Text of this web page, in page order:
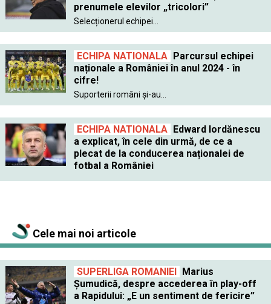
prenumele elevilor „tricolori”
Selecționerul echipei...
ECHIPA NATIONALA Parcursul echipei
naționale a României în anul 2024 - în
cifre!
Suporterii români și-au...
ECHIPA NATIONALA Edward Iordănescu
a explicat, în cele din urmă, de ce a
plecat de la conducerea naționalei de
fotbal a României
Cele mai noi articole
SUPERLIGA ROMANIEI Marius
Șumudică, despre accederea în play-off
a Rapidului: „E un sentiment de fericire”